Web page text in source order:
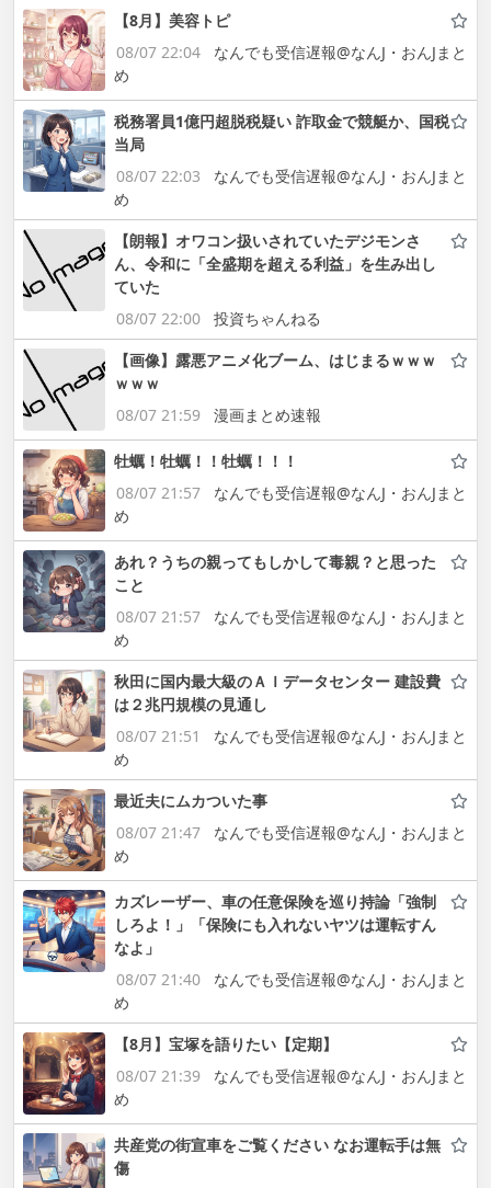
【8月】美容トピ
08/07 22:04
なんでも受信遅報@なんJ・おんJまと
め
税務署員1億円超脱税疑い 詐取金で競艇か、国税
当局
08/07 22:03
なんでも受信遅報@なんJ・おんJまと
め
【朗報】オワコン扱いされていたデジモンさ
ん、令和に「全盛期を超える利益」を生み出し
ていた
08/07 22:00
投資ちゃんねる
【画像】露悪アニメ化ブーム、はじまるｗｗｗ
ｗｗｗ
08/07 21:59
漫画まとめ速報
牡蠣！牡蠣！！牡蠣！！！
08/07 21:57
なんでも受信遅報@なんJ・おんJまと
め
あれ？うちの親ってもしかして毒親？と思った
こと
08/07 21:57
なんでも受信遅報@なんJ・おんJまと
め
秋田に国内最大級のＡＩデータセンター 建設費
は２兆円規模の見通し
08/07 21:51
なんでも受信遅報@なんJ・おんJまと
め
最近夫にムカついた事
08/07 21:47
なんでも受信遅報@なんJ・おんJまと
め
カズレーザー、車の任意保険を巡り持論「強制
しろよ！」「保険にも入れないヤツは運転すん
なよ」
08/07 21:40
なんでも受信遅報@なんJ・おんJまと
め
【8月】宝塚を語りたい【定期】
08/07 21:39
なんでも受信遅報@なんJ・おんJまと
め
共産党の街宣車をご覧ください なお運転手は無
傷